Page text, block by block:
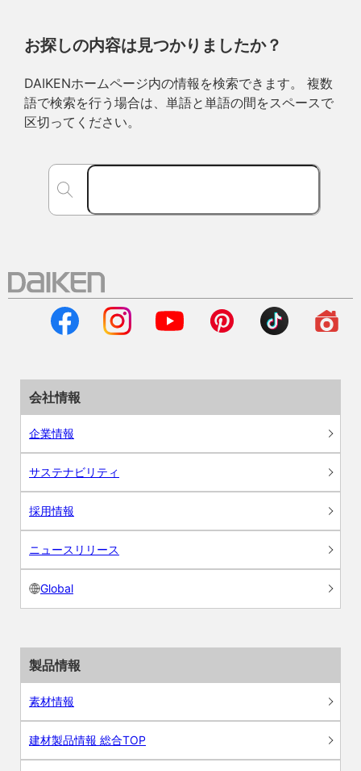
お探しの内容は見つかりましたか？
DAIKENホームページ内の情報を検索できます。 複数
語で検索を行う場合は、単語と単語の間をスペースで
区切ってください。
会社情報
企業情報
サステナビリティ
採用情報
ニュースリリース
Global
製品情報
素材情報
建材製品情報 総合TOP